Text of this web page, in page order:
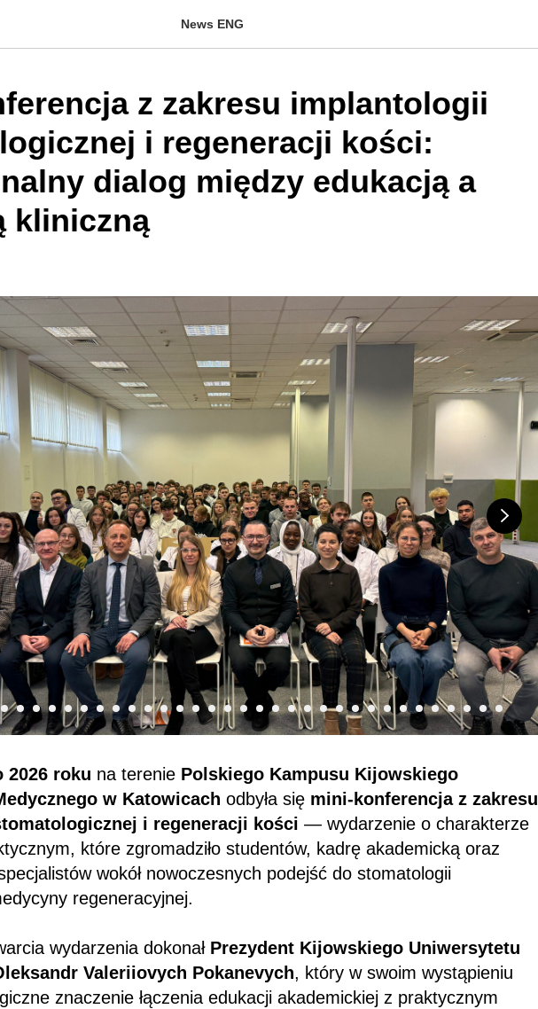
News ENG
z zakresu implantologii
i regeneracji kości:
dialog między edukacją a
kliniczną
2026 roku na terenie Polskiego Kampusu Kijowskiego
w Katowicach odbyła się mini-konferencja z zakresu
i regeneracji kości — wydarzenie o charakterze
które zgromadziło studentów, kadrę akademicką oraz
wokół nowoczesnych podejść do stomatologii
regeneracyjnej.
wydarzenia dokonał Prezydent Kijowskiego Uniwersytetu
Valeriiovych Pokanevych, który w swoim wystąpieniu
znaczenie łączenia edukacji akademickiej z praktycznym